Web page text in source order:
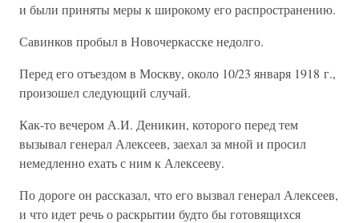
и были приняты меры к широкому его распространению.
Савинков пробыл в Новочеркасске недолго.
Перед его отъездом в Москву, около 10/23 января 1918 г.,
произошел следующий случай.
Как-то вечером А.И. Деникин, которого перед тем
вызывал генерал Алексеев, заехал за мной и просил
немедленно ехать с ним к Алексееву.
По дороге он рассказал, что его вызвал генерал Алексеев,
и что идет речь о раскрытии будто бы готовящихся